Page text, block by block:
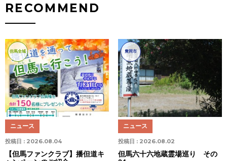
RECOMMEND
但馬全域
投稿日 : 2026.08.04
ニュース
【但馬ファンクラブ】播但道キ
豊岡市
投稿日 : 2026.08.02
ニュース
但馬六十六地蔵霊場巡り その